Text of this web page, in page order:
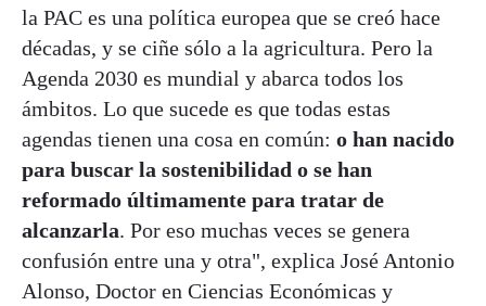
la PAC es una política europea que se creó hace
décadas, y se ciñe sólo a la agricultura. Pero la
Agenda 2030 es mundial y abarca todos los
ámbitos. Lo que sucede es que todas estas
agendas tienen una cosa en común: o han nacido
para buscar la sostenibilidad o se han
reformado últimamente para tratar de
alcanzarla. Por eso muchas veces se genera
confusión entre una y otra", explica José Antonio
Alonso, Doctor en Ciencias Económicas y